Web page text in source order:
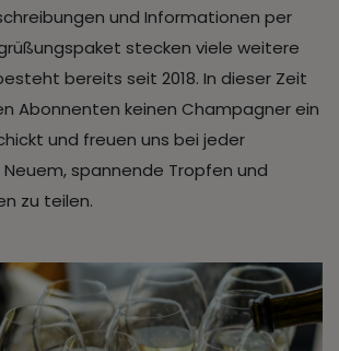
und Informationen per
stecken viele weitere
bereits seit 2018. In dieser Zeit
Abonnenten keinen Champagner ein
und freuen uns bei jeder
spannende Tropfen und
zu teilen.